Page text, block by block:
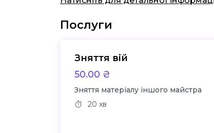
Послуги
Зняття вій
50.00 ₴
Зняття матеріалу іншого майстра
20 хв